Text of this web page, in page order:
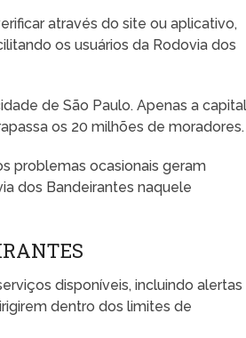
através do site ou aplicativo,
os usuários da Rodovia dos
de São Paulo. Apenas a
os 20 milhões de moradores.
problemas ocasionais geram
dos Bandeirantes naquele
disponíveis, incluindo alertas
dentro dos limites de